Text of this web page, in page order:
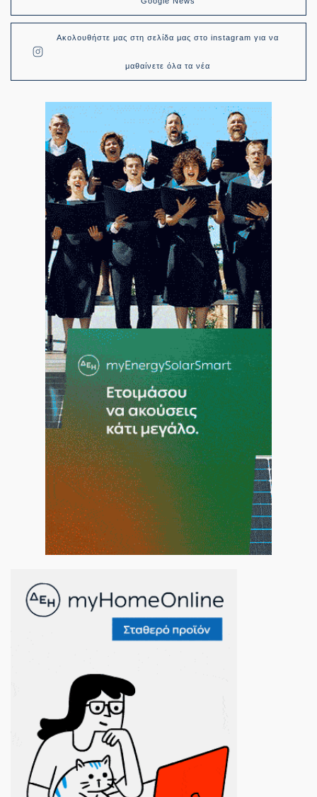
Ακολουθήστε μας στη σελίδα μας στο instagram για να
μαθαίνετε όλα τα νέα